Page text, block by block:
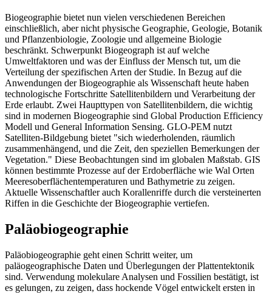
Biogeographie bietet nun vielen verschiedenen Bereichen
einschließlich, aber nicht physische Geographie, Geologie, Botanik
und Pflanzenbiologie, Zoologie und allgemeine Biologie
beschränkt. Schwerpunkt Biogeograph ist auf welche
Umweltfaktoren und was der Einfluss der Mensch tut, um die
Verteilung der spezifischen Arten der Studie. In Bezug auf die
Anwendungen der Biogeographie als Wissenschaft heute haben
technologische Fortschritte Satellitenbildern und Verarbeitung der
Erde erlaubt. Zwei Haupttypen von Satellitenbildern, die wichtig
sind in modernen Biogeographie sind Global Production Efficiency
Modell und General Information Sensing. GLO-PEM nutzt
Satelliten-Bildgebung bietet "sich wiederholenden, räumlich
zusammenhängend, und die Zeit, den speziellen Bemerkungen der
Vegetation." Diese Beobachtungen sind im globalen Maßstab. GIS
können bestimmte Prozesse auf der Erdoberfläche wie Wal Orten
Meeresoberflächentemperaturen und Bathymetrie zu zeigen.
Aktuelle Wissenschaftler auch Korallenriffe durch die versteinerten
Riffen in die Geschichte der Biogeographie vertiefen.
Paläobiogeographie
Paläobiogeographie geht einen Schritt weiter, um
paläogeographische Daten und Überlegungen der Plattentektonik
sind. Verwendung molekulare Analysen und Fossilien bestätigt, ist
es gelungen, zu zeigen, dass hockende Vögel entwickelt ersten in